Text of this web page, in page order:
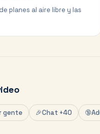
planes al aire libre y las
gente 🎉Chat +40 🔞